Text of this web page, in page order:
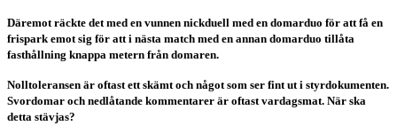
Däremot räckte det med en vunnen nickduell med en domarduo för att få en
frispark emot sig för att i nästa match med en annan domarduo tillåta
fasthållning knappa metern från domaren.
Nolltoleransen är oftast ett skämt och något som ser fint ut i styrdokumenten.
Svordomar och nedlåtande kommentarer är oftast vardagsmat. När ska
detta stävjas?